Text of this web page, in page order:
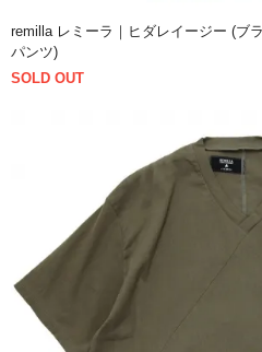
remilla レミーラ｜ヒダレイージー (ブ
パンツ)
SOLD OUT